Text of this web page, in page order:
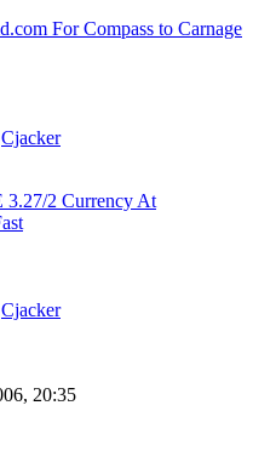
For Compass to Carnage
Cjacker
3.27/2 Currency At
Cjacker
20:35